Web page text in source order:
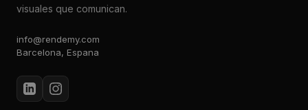
visuales que comunican.
info@rendemy.com
Barcelona, Espana